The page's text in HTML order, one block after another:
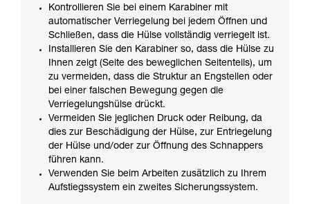
Kontrollieren Sie bei einem Karabiner mit
automatischer Verriegelung bei jedem Öffnen und
Schließen, dass die Hülse vollständig verriegelt ist.
Installieren Sie den Karabiner so, dass die Hülse zu
Ihnen zeigt (Seite des beweglichen Seitenteils), um
zu vermeiden, dass die Struktur an Engstellen oder
bei einer falschen Bewegung gegen die
Verriegelungshülse drückt.
Vermeiden Sie jeglichen Druck oder Reibung, da
dies zur Beschädigung der Hülse, zur Entriegelung
der Hülse und/oder zur Öffnung des Schnappers
führen kann.
Verwenden Sie beim Arbeiten zusätzlich zu Ihrem
Aufstiegssystem ein zweites Sicherungssystem.